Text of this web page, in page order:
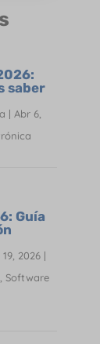
saber
| Abr 6,
Guía
2026|
Software